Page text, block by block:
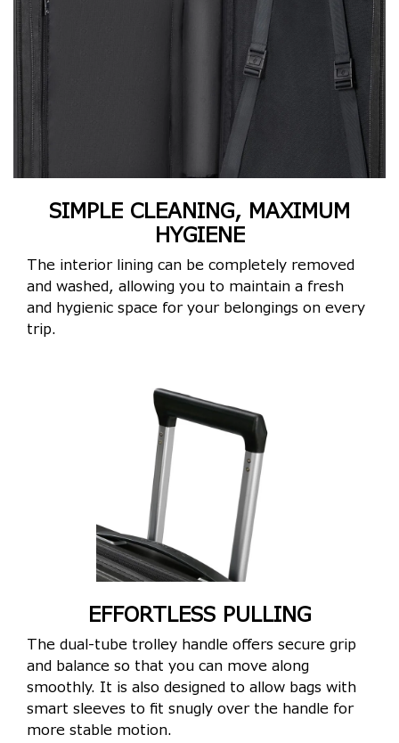
SIMPLE CLEANING, MAXIMUM
HYGIENE
The interior lining can be completely removed
and washed, allowing you to maintain a fresh
and hygienic space for your belongings on every
trip.
EFFORTLESS PULLING
The dual-tube trolley handle offers secure grip
and balance so that you can move along
smoothly. It is also designed to allow bags with
smart sleeves to fit snugly over the handle for
more stable motion.